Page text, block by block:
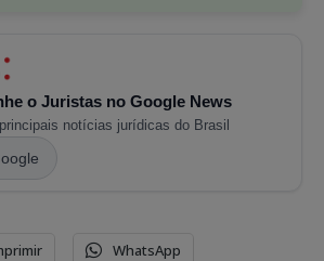
o Juristas no Google News
notícias jurídicas do Brasil
WhatsApp